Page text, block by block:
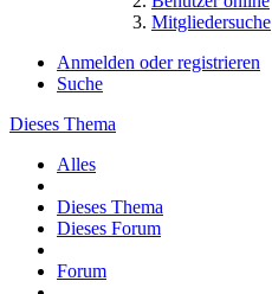
Mitgliedersuche
Anmelden oder registrieren
Suche
Dieses Thema
Alles
Dieses Thema
Dieses Forum
Forum